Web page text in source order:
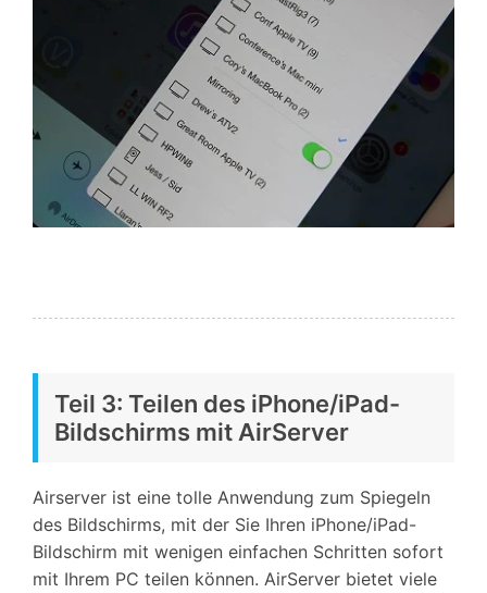
Teil 3: Teilen des iPhone/iPad-
Bildschirms mit AirServer
Airserver ist eine tolle Anwendung zum Spiegeln
des Bildschirms, mit der Sie Ihren iPhone/iPad-
Bildschirm mit wenigen einfachen Schritten sofort
mit Ihrem PC teilen können. AirServer bietet viele